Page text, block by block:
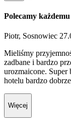
Polecamy każdemu
Piotr, Sosnowiec
Mieliśmy
zadbane i bardzo
urozmaicone. Super
hotelu bardzo
Więcej